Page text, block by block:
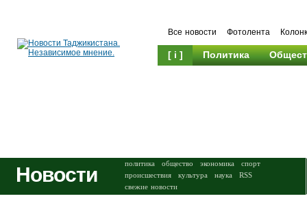
Все новости Фотолента
[ i ] Политика
Новости политика общество экономика
спорт
происшествия
культура наука
RSS
свежие новости